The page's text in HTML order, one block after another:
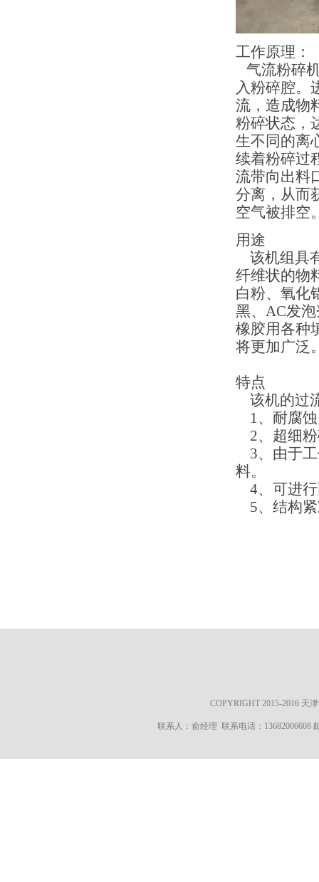
工作原理：
气流粉碎
入粉碎腔。
流，造成物
粉碎状态，
生不同的离
续着粉碎过
流带向出料
分离，从而
空气被排空
用途
该机组具
纤维状的物
白粉、氧化
黑、 AC发
橡胶用各种
将更加广泛
特点
该机的过
1、耐腐
2、超细
3、由于
料。
4、可进
5、结构
COPYRIGHT 2015-2016 天
联系人：俞经理 联系电话：13682006608